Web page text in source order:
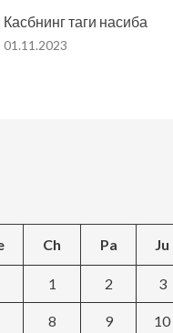
Касбнинг таги насиба
01.11.2023
Ch Pa Ju
1 2 3
8 9 10